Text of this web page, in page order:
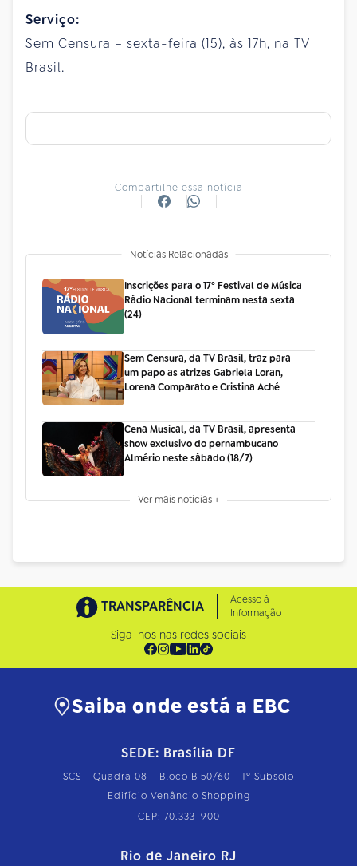
Serviço:
Sem Censura – sexta-feira (15), às 17h, na TV
Brasil.
Compartilhe essa notícia
Notícias Relacionadas
Inscrições para o 17º Festival de Música
Rádio Nacional terminam nesta sexta
(24)
Sem Censura, da TV Brasil, traz para
um papo as atrizes Gabriela Loran,
Lorena Comparato e Cristina Aché
Cena Musical, da TV Brasil, apresenta
show exclusivo do pernambucano
Almério neste sábado (18/7)
Ver mais notícias +
TRANSPARÊNCIA
Acesso à
Informação
Siga-nos nas redes sociais
Saiba onde está a EBC
SEDE: Brasília DF
SCS - Quadra 08 - Bloco B 50/60 - 1º Subsolo
Edifício Venâncio Shopping
CEP: 70.333-900
Rio de Janeiro RJ